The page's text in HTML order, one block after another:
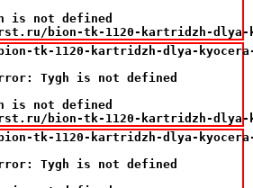
is not defined
bion-tk-1120-kartridzh-
tk-1120-kartridzh-dlya-kyocera-
Tygh is not defined
is not defined
bion-tk-1120-kartridzh-
tk-1120-kartridzh-dlya-kyocera-
Tygh is not defined